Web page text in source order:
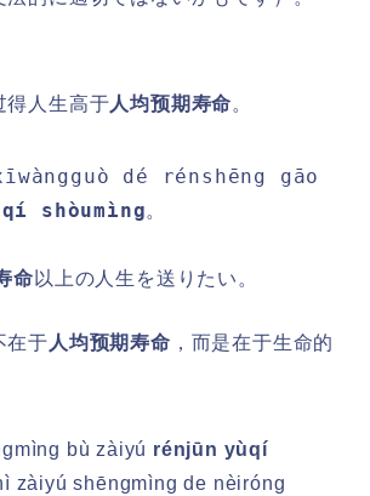
得人生高于人均预期寿命。
dé rénshēng gāo
shòumìng。
命 以上の人生を送りたい。
于 人均预期寿命 ，而是在于生命的
bù zàiyú rénjūn yùqí
zàiyú shēngmìng de nèiróng